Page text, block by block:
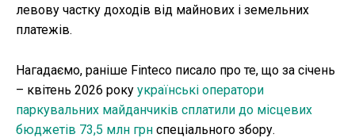
левову частку доходів від майнових і земельних
платежів.
Нагадаємо, раніше Finteco писало про те, що за січень
– квітень 2026 року українські оператори
паркувальних майданчиків сплатили до місцевих
бюджетів 73,5 млн грн спеціального збору.